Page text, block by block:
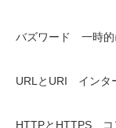
バズワード 一時的
URLとURI インタ
HTTPとHTTPS コ